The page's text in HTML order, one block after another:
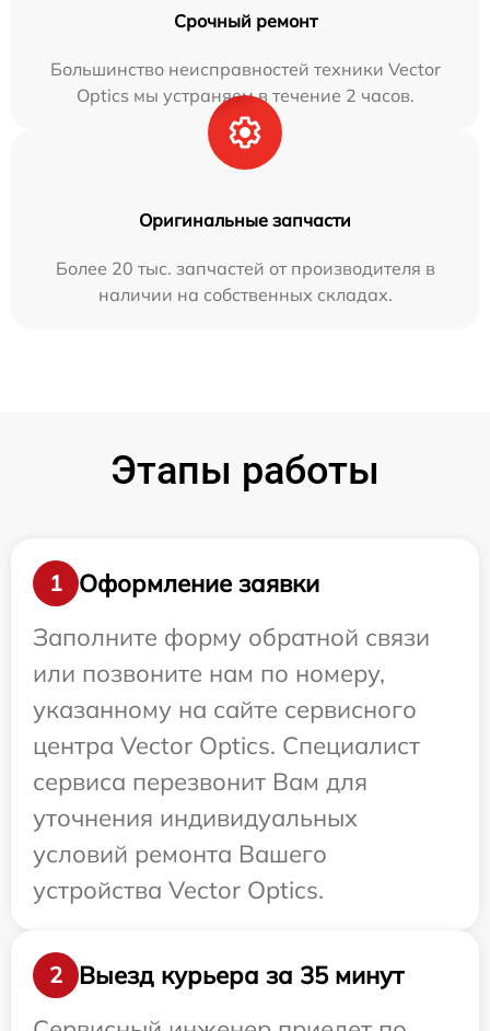
Срочный ремонт
Большинство неисправностей техники Vector
Optics мы устраняем в течение 2 часов.
Оригинальные запчасти
Более 20 тыс. запчастей от производителя в
наличии на собственных складах.
Этапы работы
1
Оформление заявки
Заполните форму обратной связи
или позвоните нам по номеру,
указанному на сайте сервисного
центра Vector Optics. Специалист
сервиса перезвонит Вам для
уточнения индивидуальных
условий ремонта Вашего
устройства Vector Optics.
2
Выезд курьера за 35 минут